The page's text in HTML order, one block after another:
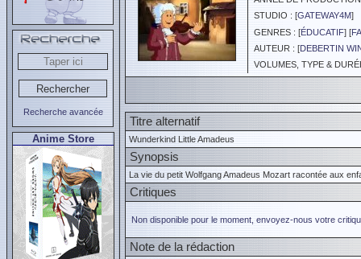
Recherche avancée
Anime Store
STUDIO : [GATEWAY4M]
GENRES : [ÉDUCATIF] [
AUTEUR : [DEBERTIN
VOLUMES, TYPE &
Titre alternatif
Wunderkind Little Amadeus
Synopsis
La vie du petit Wolfgang Amadeus Mozart racontée aux
Critiques
Non disponible pour le moment, envoyez-nous votre
Note de la rédaction